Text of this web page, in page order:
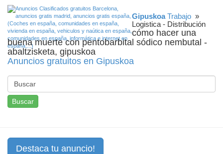
Gipuskoa Trabajo »
Logistica - Distribución
cómo hacer una
buena muerte con pentobarbital sódico nembutal -
abaltzisketa, gipuskoa
Anuncios gratuitos en Gipuskoa
Buscar
Destaca tu anuncio!